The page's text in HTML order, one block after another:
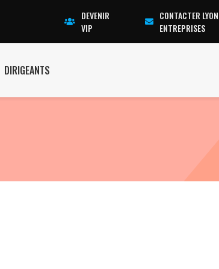
DEVENIR
VIP
CONTACTER LYON
ENTREPRISES
DIRIGEANTS